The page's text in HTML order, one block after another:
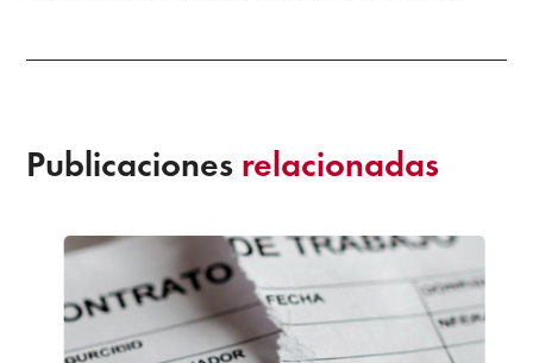
Publicaciones relacionadas